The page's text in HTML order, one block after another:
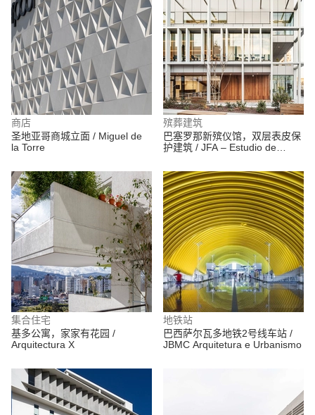
商店
圣地亚哥商城立面 / Miguel de
la Torre
殡葬建筑
巴塞罗那新殡仪馆，双层表皮保
护建筑 / JFA – Estudio de
集合住宅
基多公寓，家家有花园 /
Arquitectura X
地铁站
巴西萨尔瓦多地铁2号线车站 /
JBMC Arquitetura e Urbanismo